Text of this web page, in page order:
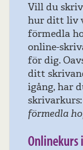
Vill du
hur ditt liv
förmedla
online-
för dig.
ditt
igång, har
skrivarkurs:
förmedla